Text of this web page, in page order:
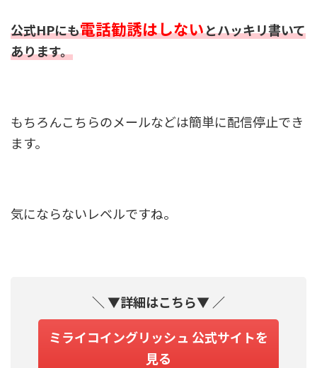
公式HPにも電話勧誘はしないとハッキリ書いて
あります。
もちろんこちらのメールなどは簡単に配信停止でき
ます。
気にならないレベルですね。
＼ ▼詳細はこちら▼ ／
ミライコイングリッシュ 公式サイトを
見る